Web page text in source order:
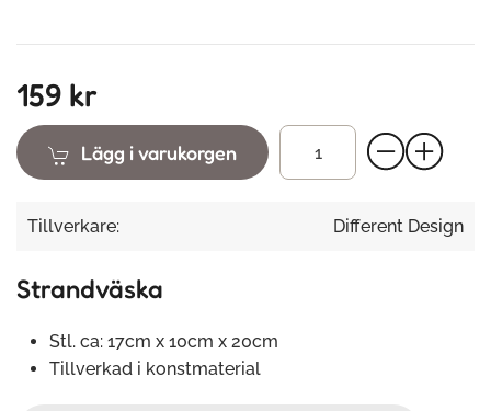
159 kr
Lägg i varukorgen
Tillverkare: Different Design
Strandväska
Stl. ca: 17cm x 10cm x 20cm
Tillverkad i konstmaterial